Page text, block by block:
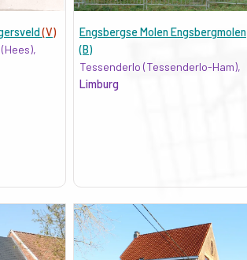
(V)
Engsbergse Molen Engsbergmolen
(B)
Tessenderlo (Tessenderlo-Ham),
Limburg